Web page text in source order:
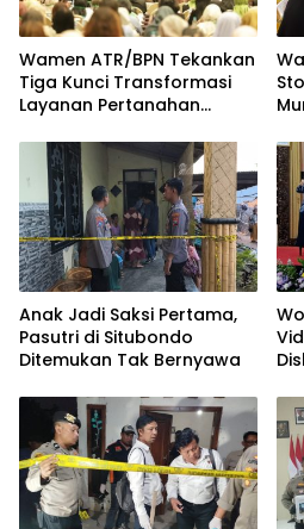
Wamen ATR/BPN Tekankan
Tiga Kunci Transformasi
Layanan Pertanahan
IPPAT
Anak Jadi Saksi Pertama,
Pasutri di Situbondo
Ditemukan Tak Bernyawa